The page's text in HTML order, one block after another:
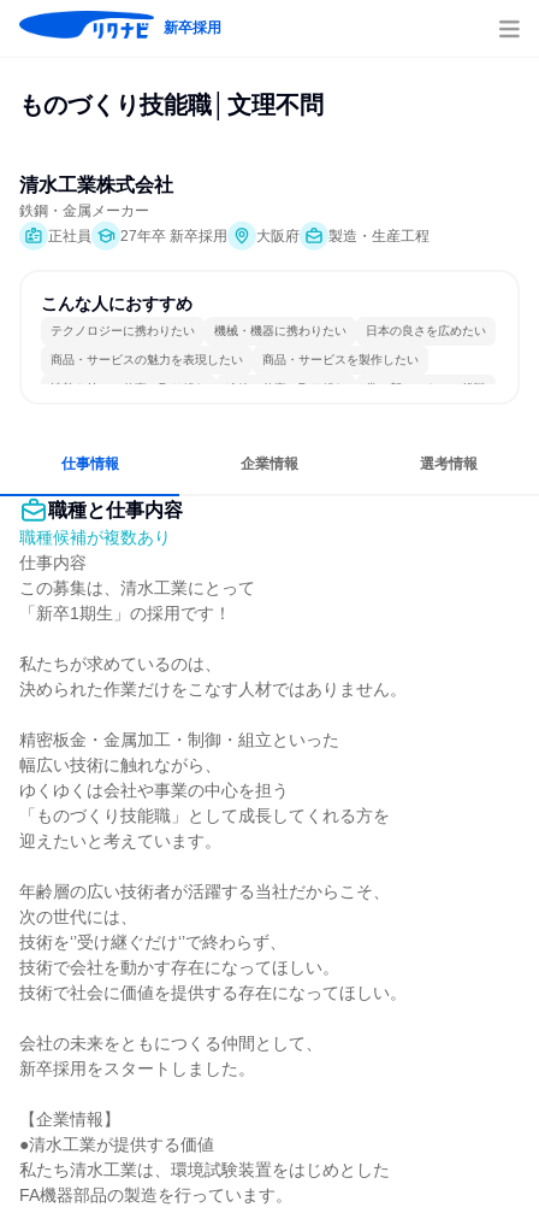
新卒採用
ものづくり技能職│文理不問
清水工業株式会社
鉄鋼・金属メーカー
正社員
27年卒 新卒採用 大阪府 製造・生産工程
こんな人におすすめ
テクノロジーに携わりたい 機械・機器に携わりたい 日本の良さを広めたい
商品・サービスの魅力を表現したい 商品・サービスを製作したい
情熱を持って仕事に取り組む 冷静に仕事に取り組む 常に新しいものに挑戦
仕事情報 企業情報 選考情報
職種と仕事内容
職種候補が複数あり
仕事内容
この募集は、清水工業にとって
「新卒1期生」の採用です！
私たちが求めているのは、
決められた作業だけをこなす人材ではありません。
精密板金・金属加工・制御・組立といった
幅広い技術に触れながら、
ゆくゆくは会社や事業の中心を担う
「ものづくり技能職」として成長してくれる方を
迎えたいと考えています。
年齢層の広い技術者が活躍する当社だからこそ、
次の世代には、
技術を‘’受け継ぐだけ‘’で終わらず、
技術で会社を動かす存在になってほしい。
技術で社会に価値を提供する存在になってほしい。
会社の未来をともにつくる仲間として、
新卒採用をスタートしました。
【企業情報】
●清水工業が提供する価値
私たち清水工業は、環境試験装置をはじめとした
FA機器部品の製造を行っています。